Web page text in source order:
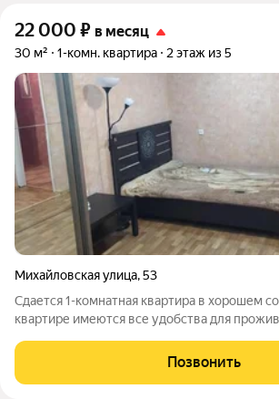
22 000 ₽ в месяц
30 м² 1-комн. квартира 2 этаж из 5
Михайловская улица,53
Сдается 1-комнатная квартира в хорошем
квартире имеются все удобства для
Позвонить